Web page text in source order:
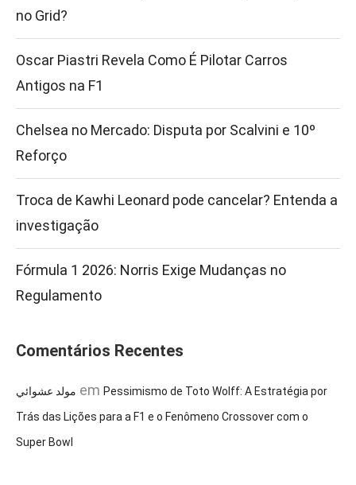
no Grid?
Oscar Piastri Revela Como É Pilotar Carros
Antigos na F1
Chelsea no Mercado: Disputa por Scalvini e 10º
Reforço
Troca de Kawhi Leonard pode cancelar? Entenda a
investigação
Fórmula 1 2026: Norris Exige Mudanças no
Regulamento
Comentários Recentes
مولد عشوائي em Pessimismo de Toto Wolff: A Estratégia por
Trás das Lições para a F1 e o Fenômeno Crossover com o
Super Bowl